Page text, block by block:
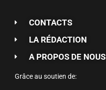
CONTACTS
LA RÉDACTION
A PROPOS DE NOUS
Grâce au soutien de: